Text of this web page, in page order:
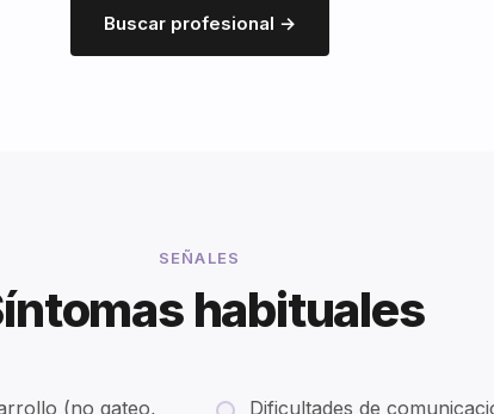
Buscar profesional →
SEÑALES
habituales
(no gateo,
Dificultades de